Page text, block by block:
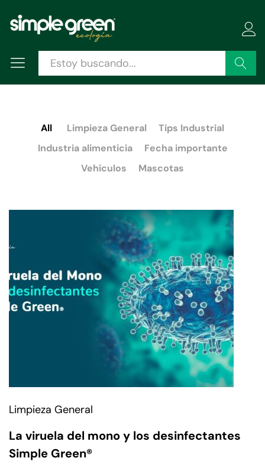
Buscar
All Limpieza General
Tips Industrial
Industria alimenticia
Fecha importante
Vehículos
Mascotas
Limpieza General
La viruela del mono y los desinfectantes
Simple Green®